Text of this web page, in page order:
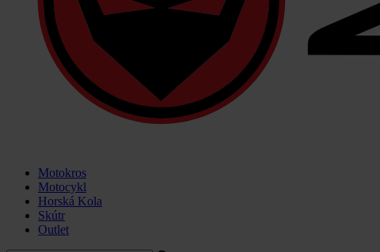
Motokros
Motocykl
Horská Kola
Skútr
Outlet